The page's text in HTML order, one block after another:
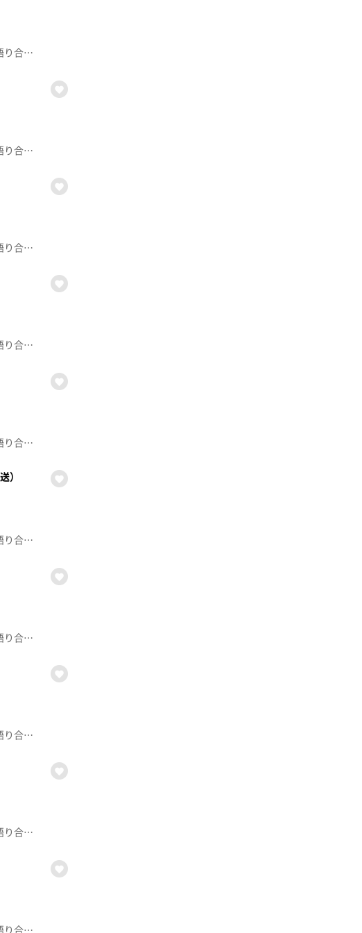
秋田のとある田舎町にある駄菓子屋「だがしと」を舞台に、真坂はづきと様々なゲストが語り合う秋田発の駄菓子トークバラエティ。今回のお客さんは仙北市を拠点に活動する劇団わらび座の俳優、川井田南さんと深谷雅之さん。舞台の魅力とは？わらび座だからこそできることとは？様々な質問で2人を深掘りしていく。さらに川井田さんの出身地、沖縄の超ローカル駄菓子も登場。不思議な食べ方に一同仰天！？【放送局】秋田朝日放送【放送日】2026年5月3日
秋田のとある田舎町にある駄菓子屋「だがしと」を舞台に、真坂はづきと様々なゲストが語り合う秋田発の駄菓子トークバラエティ。今回のお客さんは、絵本や舞台美術で活躍する、tupera tuperaの亀山達矢さんと中川敦子さん。亀山さんが通った駄菓子屋の思い出や、「点取占い」に夢中だった幼少期を振り返る。さらに人気絵本「パンダ銭湯」はどう生まれた？誕生のヒントは、まさかの西部警察や長州＆江頭！？家族恒例行事“本気鬼”も公開！【放送局】秋田朝日放送【放送日】2026年5月17日
秋田のとある田舎町にある駄菓子屋「だがしと」を舞台に、真坂はづきと様々なゲストが語り合う秋田発の駄菓子トークバラエティ。今回のお客さんは秋田公立美術大学大学院の教授でAIに造詣が深い飯倉宏治さん。キーワードから飯倉さんを深掘りしていくとともに、生成AIと一緒に「だがしと」の未来を考える。10年後に世界ロケをし、特番を作るためにはどうすれば良いのか！？【放送局】秋田朝日放送【放送日】2026年5月31日
秋田のとある田舎町にある駄菓子屋「だがしと」を舞台に、真坂はづきと様々なゲストが語り合う秋田発の駄菓子トークバラエティ。ゲストは芸能生活約50年、ドラマやバラエティで今なお第一線で活躍する高田純次さん！好きな駄菓子や芸能界に入ったきっかけ、さらには思い出の番組やじゅん散歩まで高田さんを深掘り！でもやっぱり自由気ままな適当トークが炸裂！？【放送局】秋田朝日放送【放送日】2026年4月5日
秋田のとある田舎町にある駄菓子屋「だがしと」を舞台に、真坂はづきと様々なゲストが語り合う秋田発の駄菓子トークバラエティ。今回のお客さんは、秋田市で工房を営む吹きガラス職人・小松聡一さん。「英語が話せれば、もっと多くの人と話せる」。そんな思いから海を渡った少年が、カナダで出会ったのはガラス職人の世界だった。吹きガラス職人・小松聡一さんが、自身の人生の転機を語る。【放送局】秋田朝日放送【放送日】2026年6月14日
）
秋田のとある田舎町にある駄菓子屋「だがしと」を舞台に、真坂はづきと様々なゲストが語り合う秋田発の駄菓子トークバラエティ。今回のお客さんはパリ五輪の7人制ラグビー日本代表で秋田セブンズの丸尾崇真さん。幼少期からラグビーに取り組んできた丸尾さんの秋田から世界を見据える思いと、その大きな目標に迫る。そのストイックさにはづきも驚き！？駄菓子選びでは甘いものが好きというちょっぴり意外な一面も…。【放送局】秋田朝日放送【放送日】2026年6月28日
秋田のとある田舎町にある駄菓子屋「だがしと」を舞台に、真坂はづきと様々なゲストが語り合う秋田発の駄菓子トークバラエティ。今回のゲストは、カブトムシで循環型社会を目指すTOMUSHI代表・石田陽佑さん。実は今も家出中！？その真相とは？14歳で家を飛び出し、頼ったのは祖父母の存在。祖父母に支えられながら過ごした日々、そして高校中退に難関有名大学進学。“普通じゃない人生”の裏にある、驚きのストーリーに迫ります。【放送局】秋田朝日放送【放送日】2026年4月19日
秋田のとある田舎町にある駄菓子屋「だがしと」を舞台に、真坂はづきと様々なゲストが語り合う秋田発の駄菓子トークバラエティ。今回のお客さんはお笑い芸人のHEY！たくちゃん。アゴモノマネを生み出し一世を風靡！さらにラーメン店「鬼そば藤谷」をオープンさせラーメン界でも活躍する、芸人＆ラーメンの二刀流。“あの”方々のアゴマネをたっぷり披露。アゴマネ誕生秘話も。そしてうまい棒愛が溢れるHEY！たくちゃんが利きうまい棒にも挑戦する。【放送局】秋田朝日放送【放送日】2026年7月12日
秋田のとある田舎町にある駄菓子屋「だがしと」を舞台に、真坂はづきと様々なゲストが語り合う秋田発の駄菓子トークバラエティ。前回に引き続きお客さんはお笑い芸人のHEY！たくちゃん。アゴモノマネを生み出し一世を風靡！さらにラーメン店「鬼そば藤谷」をオープンさせラーメン界でも活躍する、芸人＆ラーメンの二刀流。“ラーメンの師”との出会いや全国的に有名なあの災害の裏話も。さらに、だがしとでラーメンを作る「出張！鬼そば藤谷」に秋田移住秘話もたっぷり語る。【放送局】秋田朝日放送【放送日】2026年7月19日
秋田のとある田舎町にある駄菓子屋「だがしと」を舞台に、真坂はづきと様々なゲストが語り合う秋田発の駄菓子トークバラエティ。今回のお客さんは秋田市出身、ドローンショーを企画・運営するレッドクリフの代表取締役／CEOの佐々木孔明さん。大阪・関西万博や全国の花火大会など各地の大型イベントなどでドローンショーを実施している。所有するギネス記録にドローンとの出会いも語る。ドローンショーのようにスケールの大きい駄菓子選びも必見。【放送局】秋田朝日放送【放送日】2026年7月26日